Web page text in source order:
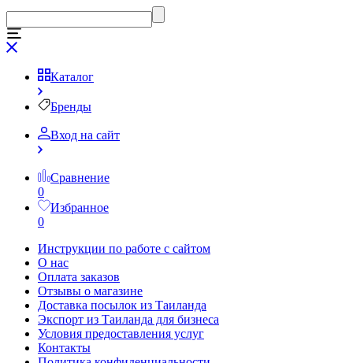
Каталог
Бренды
Вход на сайт
Сравнение
0
Избранное
0
Инструкции по работе с сайтом
О нас
Оплата заказов
Отзывы о магазине
Доставка посылок из Таиланда
Экспорт из Таиланда для бизнеса
Условия предоставления услуг
Контакты